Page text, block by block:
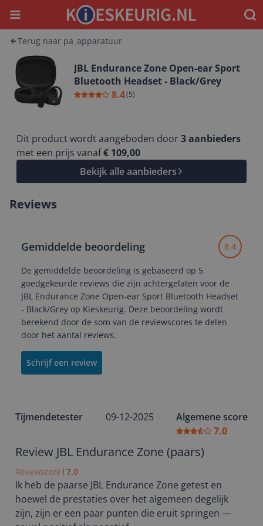
Menu
Terug naar pa_apparatuur
JBL Endurance Zone Open-ear Sport
Bluetooth Headset - Black/Grey
8.4(5)
Dit product wordt aangeboden door3aanbieders
met een prijs vanaf€ 109,00
Bekijk alle aanbieders
Reviews
Gemiddelde beoordeling 8.4
De gemiddelde beoordeling is gebaseerd op 5
goedgekeurde reviews die zijn achtergelaten voor de
JBL Endurance Zone Open-ear Sport Bluetooth Headset
- Black/Grey op Kieskeurig. Deze beoordeling wordt
berekend door de som van de reviewscores te delen
door het aantal reviews.
Schrijf een review
Tijmendetester 09-12-2025
Algemene score
7.0
Review JBL Endurance Zone (paars)
Reviewscore 7.0
Ik heb de paarse JBL Endurance Zone getest en
hoewel de prestaties over het algemeen degelijk
zijn, zijn er een paar punten die eruit springen —